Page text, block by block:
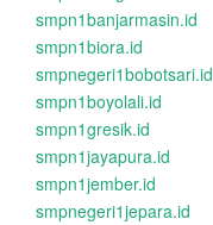
smpn1banjarmasin.id
smpn1biora.id
smpnegeri1bobotsari.id
smpn1boyolali.id
smpn1gresik.id
smpn1jayapura.id
smpn1jember.id
smpnegeri1jepara.id